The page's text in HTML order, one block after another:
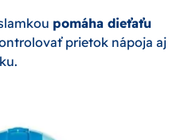
pomáha dieťaťu
prietok nápoja aj